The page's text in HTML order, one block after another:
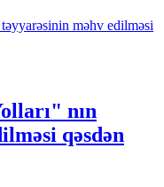
nın
qəsdən